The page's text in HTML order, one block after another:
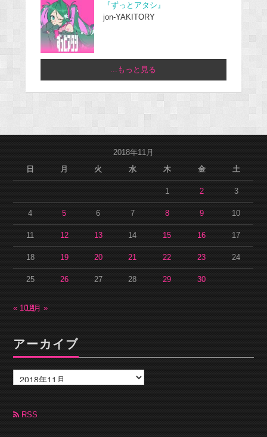
『ずっとアタシ』
jon-YAKITORY
...もっと見る
2018年11月
日
月 火 水 木 金 土
1 2 3
4 5 6 7 8 9 10
11 12 13 14 15 16 17
18 19 20 21 22 23 24
25 26 27 28 29 30
« 10月12月 »
アーカイブ
ー
カ
ブ RSS